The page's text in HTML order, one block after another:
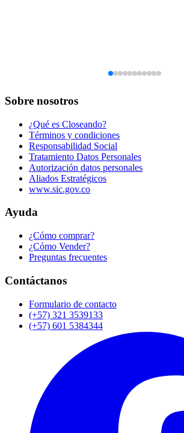
Sobre nosotros
¿Qué es Closeando?
Términos y condiciones
Responsabilidad Social
Tratamiento Datos Personales
Autorización datos personales
Aliados Estratégicos
www.sic.gov.co
Ayuda
¿Cómo comprar?
¿Cómo Vender?
Preguntas frecuentes
Contáctanos
Formulario de contacto
(+57) 321 3539133
(+57) 601 5384344